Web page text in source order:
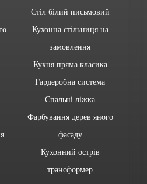
Стіл білий письмовий
Кухонна стільниця на
замовлення
Кухня пряма класика
Гардеробна система
Спальні ліжка
Фарбування дерев яного
фасаду
Кухонний острів
трансформер